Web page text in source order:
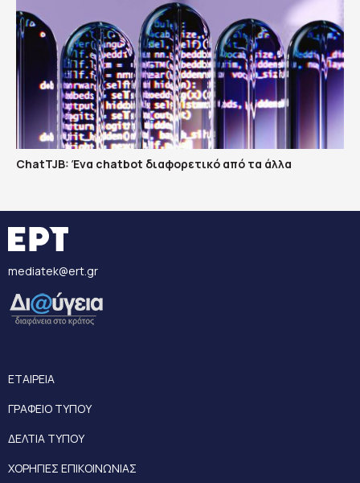
ChatTJB: Ένα chatbot διαφορετικό από τα άλλα
mediatek@ert.gr
ΕΤΑΙΡΕΙΑ
ΓΡΑΦΕΙΟ ΤΥΠΟΥ
ΔΕΛΤΙΑ ΤΥΠΟΥ
ΧΟΡΗΓΙΕΣ ΕΠΙΚΟΙΝΩΝΙΑΣ